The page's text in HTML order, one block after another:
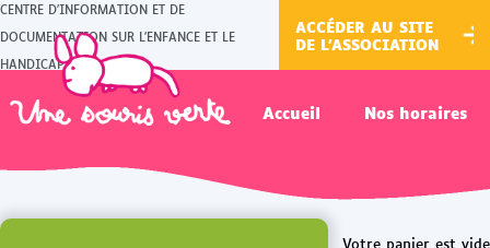
CENTRE D'INFORMATION ET DE
DOCUMENTATION SUR L'ENFANCE ET LE
HANDICAP
ACCÉDER AU SITE
DE L'ASSOCIATION
Accueil Nos horaires